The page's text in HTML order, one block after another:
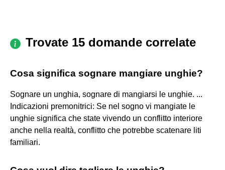
Trovate 15 domande correlate
Cosa significa sognare mangiare unghie?
Sognare un unghia, sognare di mangiarsi le unghie. ...
Indicazioni premonitrici: Se nel sogno vi mangiate le
unghie significa che state vivendo un conflitto interiore
anche nella realtà, conflitto che potrebbe scatenare liti
familiari.